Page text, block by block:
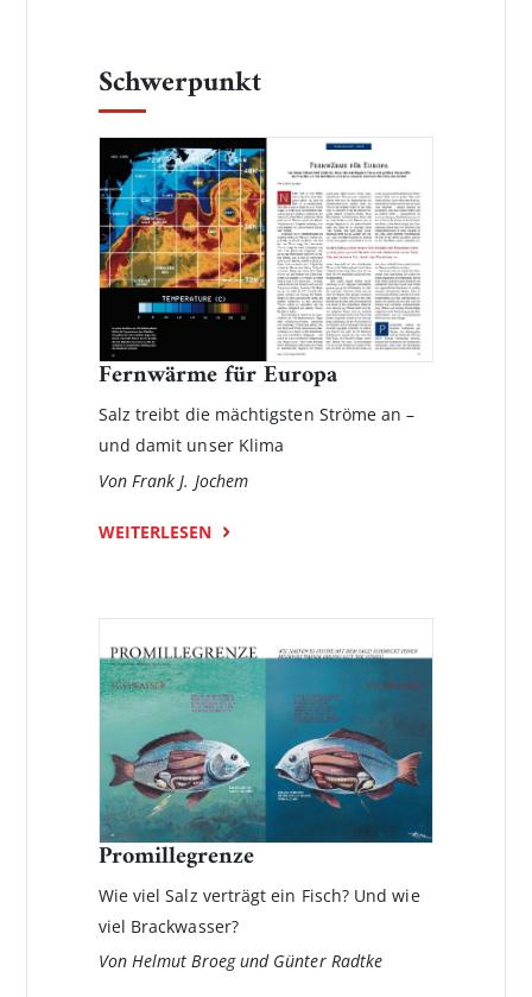
Schwerpunkt
Fernwärme für Europa
Salz treibt die mächtigsten Ströme an –
und damit unser Klima
Von Frank J. Jochem
WEITERLESEN
Promillegrenze
Wie viel Salz verträgt ein Fisch? Und wie
viel Brackwasser?
Von Helmut Broeg und Günter Radtke